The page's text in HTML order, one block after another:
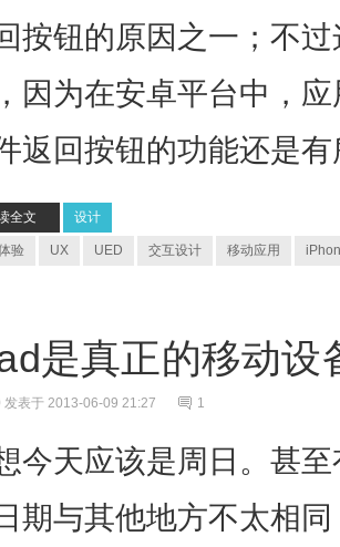
按钮的原因之一；不
因为在安卓平台中，
返回按钮的功能还是
全文 设计
验 UX UED 交互设计 移动应用
是真正的移动
发表于 2013-06-09 21:27 1
今天应该是周日。甚
期与其他地方不太相